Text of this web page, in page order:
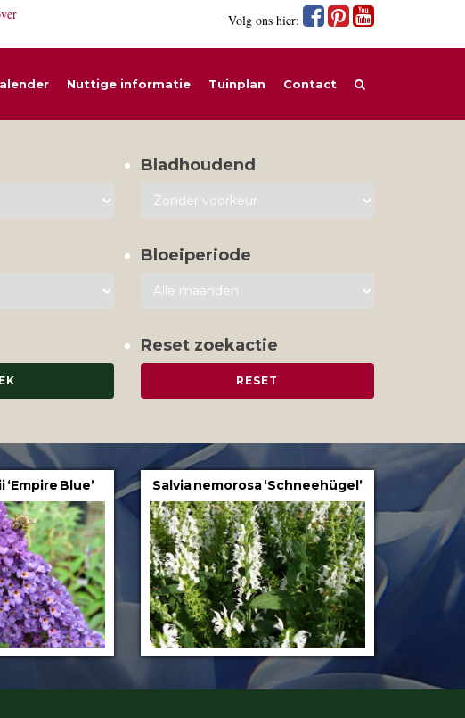
Volg ons hier:
Nuttige informatie Tuinplan Contact
Bladhoudend
Bloeiperiode
Reset zoekactie
Blue’ Salvia nemorosa ‘Schneehügel’